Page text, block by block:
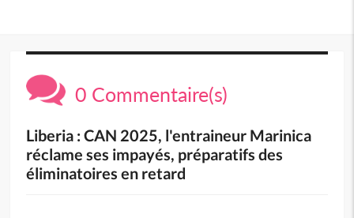
0 Commentaire(s)
Liberia : CAN 2025, l'entraineur Marinica
réclame ses impayés, préparatifs des
éliminatoires en retard